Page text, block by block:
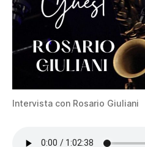
Intervista con Rosario Giuliani